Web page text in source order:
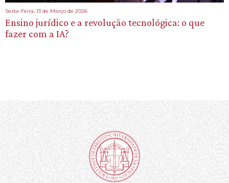
Sexta-Feira, 13 de Março de 2026
Ensino jurídico e a revolução tecnológica: o que
fazer com a IA?